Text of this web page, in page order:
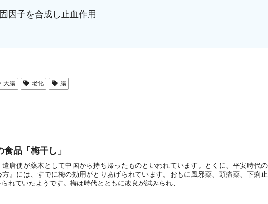
子を合成し止血作用
大腸 老化 腸
食品「梅干し」
遣唐使が薬木として中国から持ち帰ったものといわれています。とくに、平安時代の
方』には、すでに梅の効用がとりあげられています。おもに風邪薬、頭痛薬、下痢止
れていたようです。梅は時代とともに改良が試みられ、...